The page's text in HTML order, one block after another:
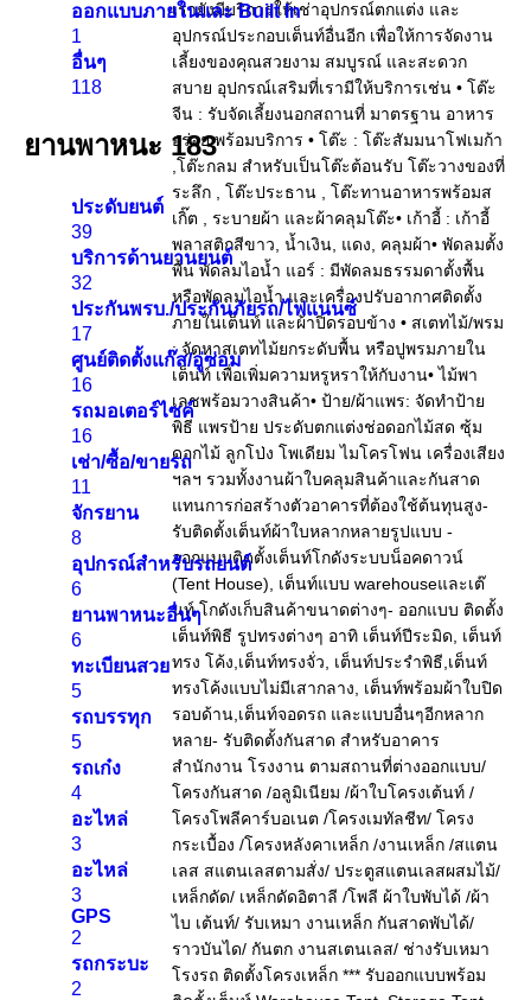
ออกแบบภายในและ Built In
1
อื่นๆ
118
ยานพาหนะ 183
ประดับยนต์
39
บริการด้านยานยนต์
32
ประกันพรบ./ประกันภัยรถ/ไฟแนนซ์
17
ศูนย์ติดตั้งแก๊ส/อู่ซ่อม
16
รถมอเตอร์ไซค์
16
เช่า/ซื้อ/ขายรถ
11
จักรยาน
8
อุปกรณ์สำหรับรถยนต์
6
ยานพาหนะอื่นๆ
6
ทะเบียนสวย
5
รถบรรทุก
5
รถเก๋ง
4
อะไหล่
3
อะไหล่
3
GPS
2
รถกระบะ
2